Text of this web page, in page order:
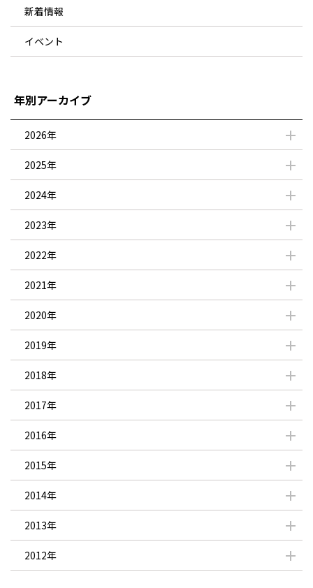
新着情報
イベント
年別アーカイブ
2026年
2025年
2024年
2023年
2022年
2021年
2020年
2019年
2018年
2017年
2016年
2015年
2014年
2013年
2012年